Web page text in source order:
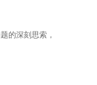
的深刻思索，